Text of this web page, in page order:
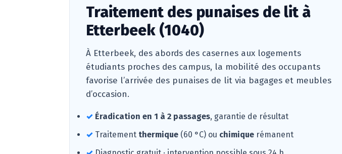
Traitement des punaises de lit à
Etterbeek (1040)
À Etterbeek, des abords des casernes aux logements
étudiants proches des campus, la mobilité des occupants
favorise l’arrivée des punaises de lit via bagages et meubles
d’occasion.
✓ Éradication en 1 à 2 passages, garantie de résultat
✓ Traitement thermique (60 °C) ou chimique rémanent